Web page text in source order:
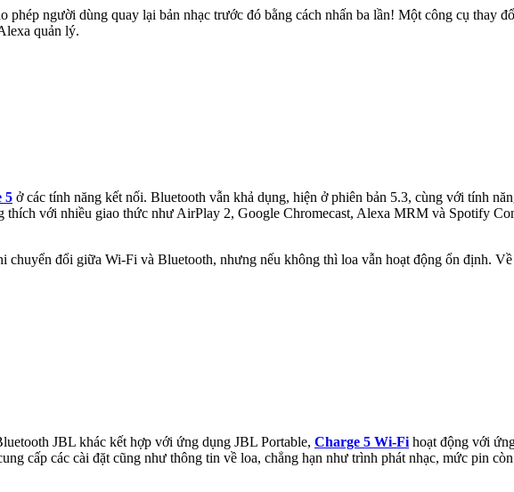
phép người dùng quay lại bản nhạc trước đó bằng cách nhấn ba lần! Một công cụ
quản lý.
5 ở các tính năng kết nối. Bluetooth vẫn khả dụng, hiện ở phiên bản 5.3, cùng với tính
thích với nhiều giao thức như AirPlay 2, Google Chromecast, Alexa MRM và Spotify
chuyển đổi giữa Wi-Fi và Bluetooth, nhưng nếu không thì loa vẫn hoạt động ổn định.
JBL khác kết hợp với ứng dụng JBL Portable, Charge 5 Wi-Fi hoạt động với
cấp các cài đặt cũng như thông tin về loa, chẳng hạn như trình phát nhạc, mức pin